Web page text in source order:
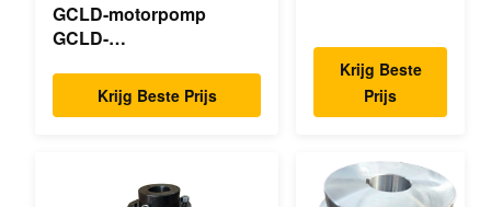
GCLD-motorpomp
GCLD-
op maat 45 2°C
Compacte voetafdruk
Krijg Beste Prijs
Flexibel
Mechanisch
Krijg Beste
Prijs